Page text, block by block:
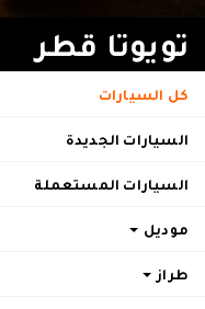
تويوتا قطر
كل السيارات
السيارات الجديدة
السيارات المستعملة
موديل
طراز